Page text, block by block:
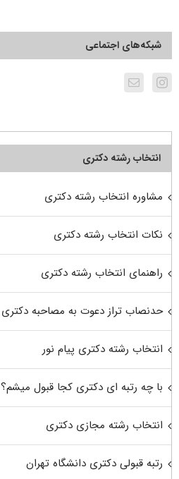
شبکه‌های اجتماعی
انتخاب رشته دکتری
مشاوره انتخاب رشته دکتری
نکات انتخاب رشته دکتری
راهنمای انتخاب رشته دکتری
حدنصاب تراز دعوت به مصاحبه دکتری
انتخاب رشته دکتری پیام نور
با چه رتبه ای دکتری کجا قبول میشم؟
انتخاب رشته مجازی دکتری
رتبه قبولی دکتری دانشگاه تهران